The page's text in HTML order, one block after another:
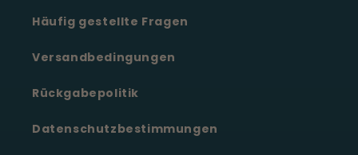
Häufig gestellte Fragen
Versandbedingungen
Rückgabepolitik
Datenschutzbestimmungen